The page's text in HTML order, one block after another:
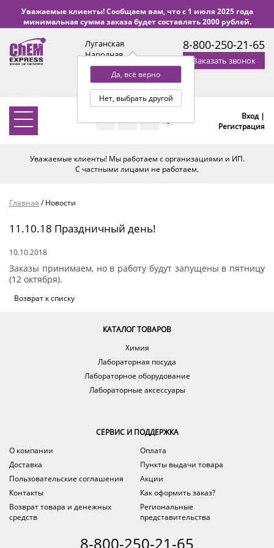
Уважаемые клиенты! Сообщаем вам, что с 1 июля 2025 года
минимальная сумма заказа будет составлять 2000 рублей.
Луганская
Народная
Республика
Да, всё верно
Нет, выбрать другой
с 9:00 до 18:00 по Уфе
(+2 МСК)
8-800-250-21-65
Заказать звонок
0
Вход |
Регистрация
Уважаемые клиенты! Мы работаем с организациями и ИП.
С частными лицами не работаем.
Главная /Новости
11.10.18 Праздничный день!
10.10.2018
Заказы принимаем, но в работу будут запущены в пятницу
(12 октября).
Возврат к списку
КАТАЛОГ ТОВАРОВ
Химия
Лабораторная посуда
Лабораторное оборудование
Лабораторные аксессуары
СЕРВИС И ПОДДЕРЖКА
О компании
Оплата
Доставка
Пункты выдачи товара
Пользовательские соглашения
Акции
Контакты
Как оформить заказ?
Возврат товара и денежных
средств
Региональные
представительства
8-800-250-21-65